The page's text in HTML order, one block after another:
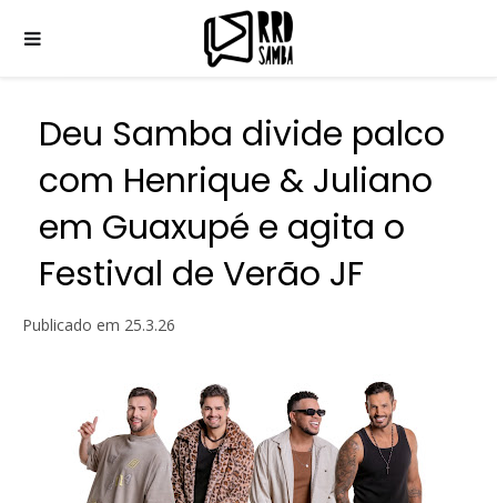
Deu Samba divide palco
com Henrique & Juliano
em Guaxupé e agita o
Festival de Verão JF
Publicado em 25.3.26